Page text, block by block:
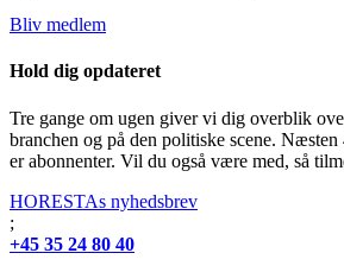
Bliv medlem
Hold dig opdateret
Tre gange om ugen giver vi dig overblik
branchen og på den politiske scene.
er abonnenter. Vil du også være med, så
HORESTAs nyhedsbrev
;
+45 35 24 80 40